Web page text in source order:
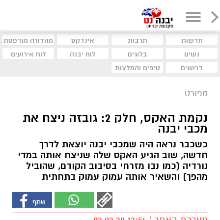
חדשות תרבות אינדקס
מהדורה מודפסת
נשים
בלוגים לוח יבנה
לוח אירועים
דרושים
טיפים והמלצות
ספורט
נקמת האקס, חלק 2: גובזה ניצח את
מכבי יבנה
כשכבר נראה היה שמכבי יבנה יוצאת לדרך
חדשה, שוב הגיע האקס שלה שניצח אותה במדי
נורדיה (כמו נבו מזרחי בסיבוב הקודם, שהוביל
מהפך) והשאיר אותה עמוק עמוק בתחתית